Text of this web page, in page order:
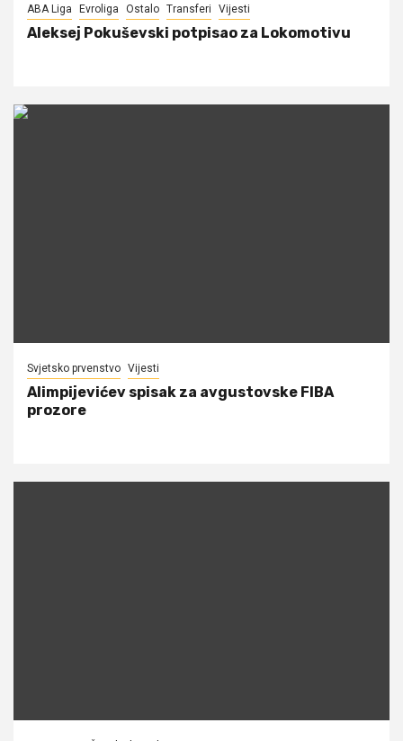
ABA Liga Evroliga Ostalo Transferi Vijesti
Aleksej Pokuševski potpisao za Lokomotivu
Svjetsko prvenstvo Vijesti
Alimpijevićev spisak za avgustovske FIBA
prozore